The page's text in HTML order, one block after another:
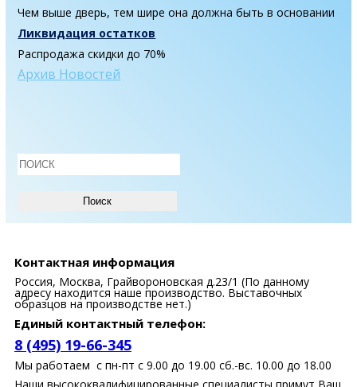
Чем выше дверь, тем шире она должна быть в основании
Ликвидация остатков
Распродажа скидки до 70%
Архив Новостей
Контактная информация
Россия, Москва, Грайвороновская д.23/1 (По данному
адресу находится наше производство. Выставочных
образцов на производстве нет.)
Единый контактный телефон:
8 (495) 19-66-345
Мы работаем с пн-пт с 9.00 до 19.00 сб.-вс. 10.00 до 18.00